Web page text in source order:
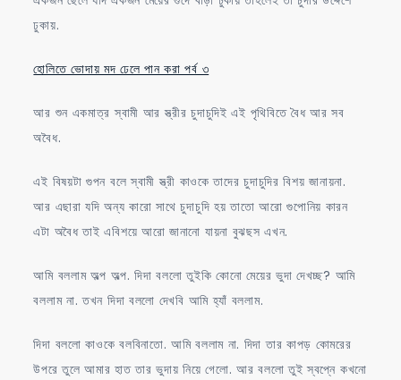
ঢুকায়.
হোলিতে ভোদায় মদ ঢেলে পান করা পর্ব ৩
আর শুন একমাত্র স্বামী আর স্ত্রীর চুদাচুদিই এই পৃথিবিতে বৈধ আর সব
অবৈধ.
এই বিষয়টা গুপন বলে স্বামী স্ত্রী কাওকে তাদের চুদাচুদির বিশয় জানায়না.
আর এছারা যদি অন্য কারো সাথে চুদাচুদি হয় তাতো আরো গুপোনিয় কারন
এটা অবৈধ তাই এবিশয়ে আরো জানানো যায়না বুঝছস এখন.
আমি বললাম অল্প অল্প. দিদা বললো তুইকি কোনো মেয়ের ভুদা দেখচ্ছ? আমি
বললাম না. তখন দিদা বললো দেখবি আমি হ্যাঁ বললাম.
দিদা বললো কাওকে বলবিনাতো. আমি বললাম না. দিদা তার কাপড় কোমরের
উপরে তুলে আমার হাত তার ভুদায় নিয়ে গেলো. আর বললো তুই স্বপ্নে কখনো